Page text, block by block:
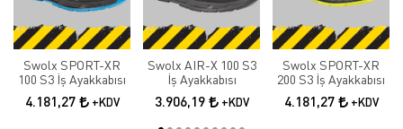
Swolx SPORT-XR
100 S3 İş Ayakkabısı
4.181,27 +KDV
Swolx AIR-X 100 S3
İş Ayakkabısı
3.906,19 +KDV
Swolx SPORT-XR
200 S3 İş Ayakkabısı
4.181,27 +KDV